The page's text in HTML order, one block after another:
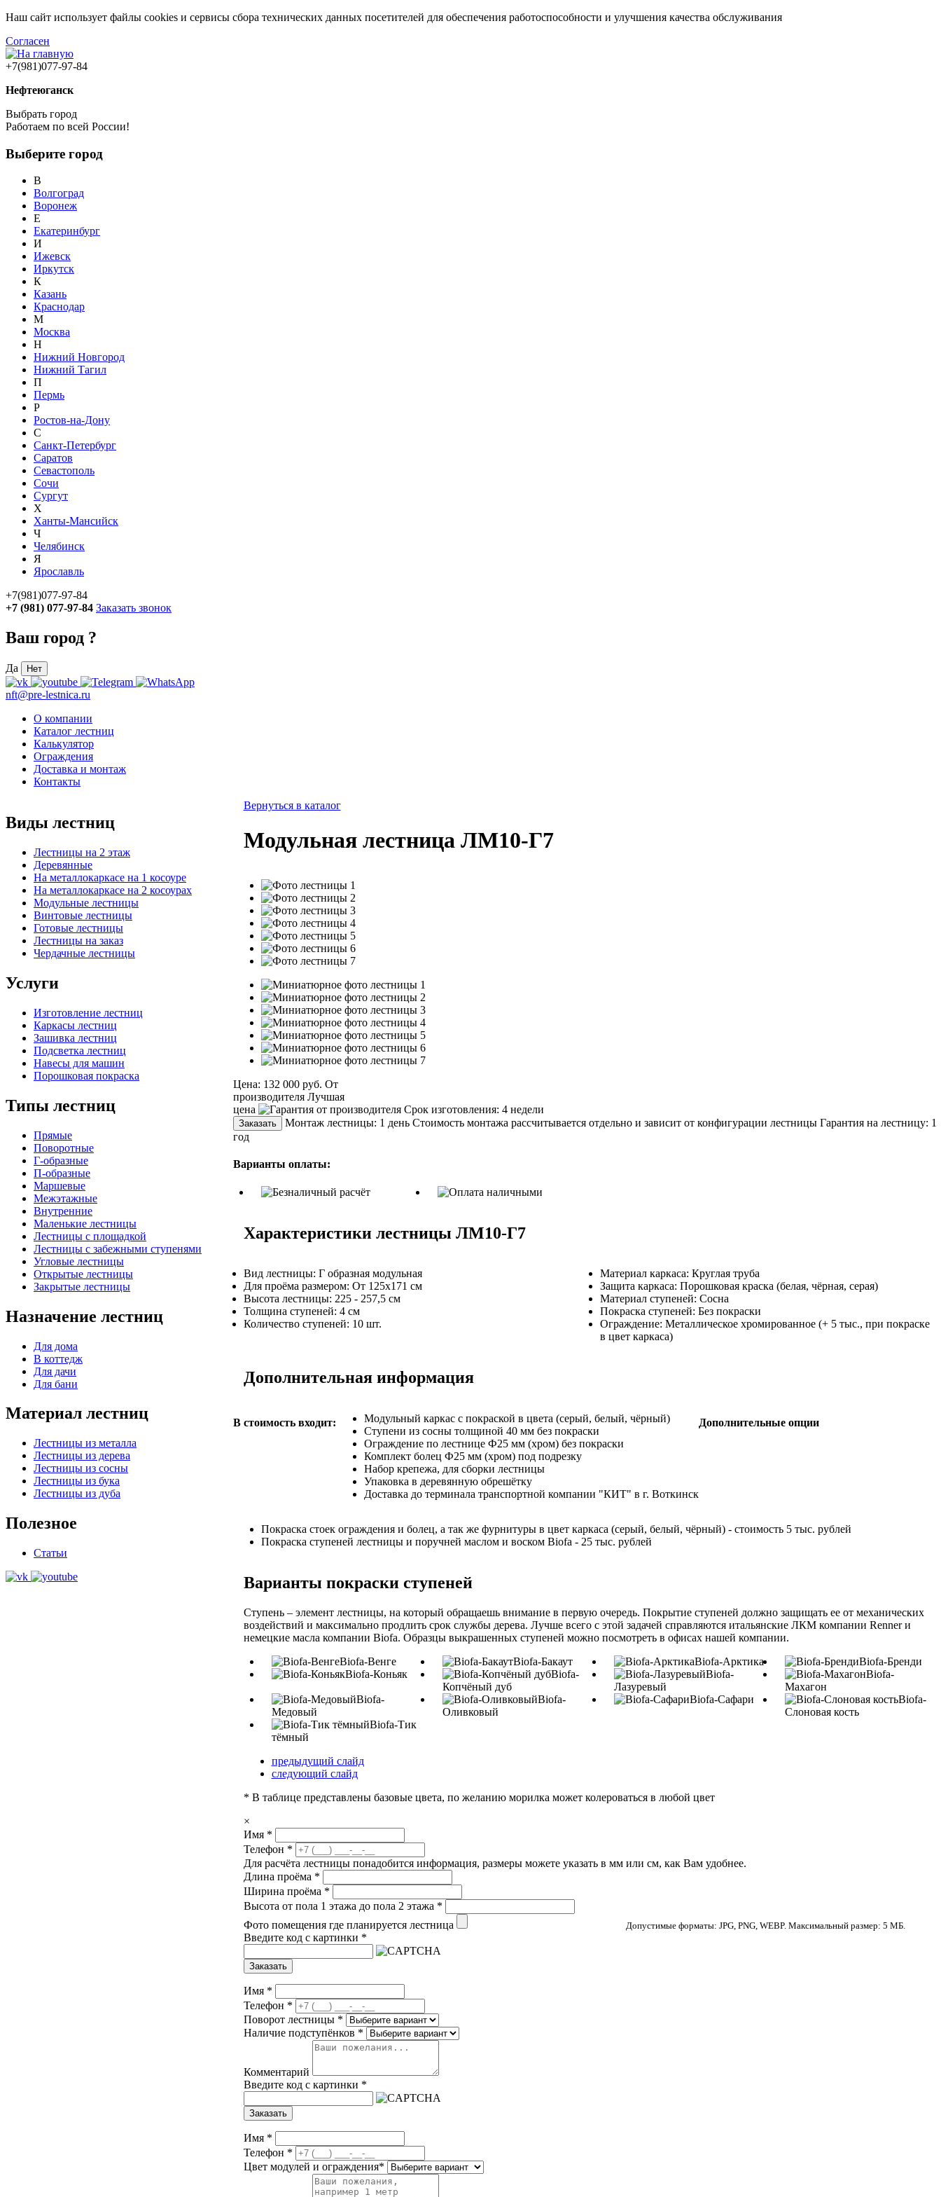
Наш сайт использует файлы cookies и сервисы сбора технических данных посетителей для обеспечения работоспособности и улучшения качества обслуживания
Согласен
+7(981)077-97-84
Нефтеюганск
Выбрать город
Работаем по всей России!
Выберите город
В
Волгоград
Воронеж
Е
Екатеринбург
И
Ижевск
Иркутск
К
Казань
Краснодар
М
Москва
Н
Нижний Новгород
Нижний Тагил
П
Пермь
Р
Ростов-на-Дону
С
Санкт-Петербург
Саратов
Севастополь
Сочи
Сургут
Х
Ханты-Мансийск
Ч
Челябинск
Я
Ярославль
+7(981)077-97-84
+7 (981) 077-97-84 Заказать звонок
Ваш город ?
Да Нет
nft@pre-lestnica.ru
О компании
Каталог лестниц
Калькулятор
Ограждения
Доставка и монтаж
Контакты
Виды лестниц
Лестницы на 2 этаж
Деревянные
На металлокаркасе на 1 косоуре
На металлокаркасе на 2 косоурах
Модульные лестницы
Винтовые лестницы
Готовые лестницы
Лестницы на заказ
Чердачные лестницы
Услуги
Изготовление лестниц
Каркасы лестниц
Зашивка лестниц
Подсветка лестниц
Навесы для машин
Порошковая покраска
Типы лестниц
Прямые
Поворотные
Г-образные
П-образные
Маршевые
Межэтажные
Внутренние
Маленькие лестницы
Лестницы с площадкой
Лестницы с забежными ступенями
Угловые лестницы
Открытые лестницы
Закрытые лестницы
Назначение лестниц
Для дома
В коттедж
Для дачи
Для бани
Материал лестниц
Лестницы из металла
Лестницы из дерева
Лестницы из сосны
Лестницы из бука
Лестницы из дуба
Полезное
Статьи
Вернуться в каталог
Модульная лестница ЛМ10-Г7
Цена: 132 000 руб. От
производителя Лучшая
цена
Срок изготовления: 4 недели
Заказать Монтаж лестницы: 1 день Стоимость монтажа рассчитывается отдельно и зависит от конфигурации лестницы Гарантия на лестницу: 1
год
Варианты оплаты:
Характеристики лестницы ЛМ10-Г7
Вид лестницы: Г образная модульная
Для проёма размером: От 125х171 см
Высота лестницы: 225 - 257,5 см
Толщина ступеней: 4 см
Количество ступеней: 10 шт.
Материал каркаса: Круглая труба
Защита каркаса: Порошковая краска (белая, чёрная, серая)
Материал ступеней: Сосна
Покраска ступеней: Без покраски
Ограждение: Металлическое хромированное (+ 5 тыс., при покраске
в цвет каркаса)
Дополнительная информация
В стоимость входит:
Модульный каркас с покраской в цвета (серый, белый, чёрный)
Ступени из сосны толщиной 40 мм без покраски
Ограждение по лестнице Ф25 мм (хром) без покраски
Комплект болец Ф25 мм (хром) под подрезку
Набор крепежа, для сборки лестницы
Упаковка в деревянную обрешётку
Доставка до терминала транспортной компании "КИТ" в г. Воткинск
Дополнительные опции
Покраска стоек ограждения и болец, а так же фурнитуры в цвет каркаса (серый, белый, чёрный) - стоимость 5 тыс. рублей
Покраска ступеней лестницы и поручней маслом и воском Biofa - 25 тыс. рублей
Варианты покраски ступеней
Ступень – элемент лестницы, на который обращаешь внимание в первую очередь. Покрытие ступеней должно защищать ее от механических
воздействий и максимально продлить срок службы дерева. Лучше всего с этой задачей справляются итальянские ЛКМ компании Renner и
немецкие масла компании Biofa. Образцы выкрашенных ступеней можно посмотреть в офисах нашей компании.
Biofa-Венге
Biofa-Бакаут Biofa-Арктика
Biofa-Бренди
Biofa-Коньяк
Biofa-
Копчёный дуб
Biofa-
Лазуревый
Biofa-
Махагон
Biofa-
Медовый
Biofa-
Оливковый
Biofa-Сафари
Biofa-
Слоновая кость
Biofa-Тик
тёмный
предыдущий слайд
следующий слайд
* В таблице представлены базовые цвета, по желанию морилка может колероваться в любой цвет
×
Имя *
Телефон *
Для расчёта лестницы понадобится информация, размеры можете указать в мм или см, как Вам удобнее.
Длина проёма *
Ширина проёма *
Высота от пола 1 этажа до пола 2 этажа *
Фото помещения где планируется лестница
Допустимые форматы: JPG, PNG, WEBP. Максимальный размер: 5 МБ.
Введите код с картинки *
Заказать
Имя *
Телефон *
Поворот лестницы *
Наличие подступёнков *
Комментарий
Введите код с картинки *
Заказать
Имя *
Телефон *
Цвет модулей и ограждения*